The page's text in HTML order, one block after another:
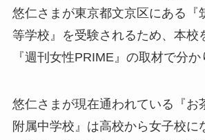
悠仁さまが東京都文京区にある『
等学校』を受験されるため、本校
『週刊女性PRIME』の取材で分か
悠仁さまが現在通われている『お
附属中学校』は高校から女子校に